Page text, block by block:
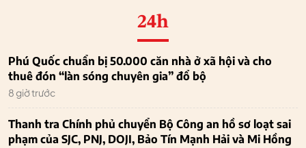
24h
Phú Quốc chuẩn bị 50.000 căn nhà ở xã hội và cho
thuê đón “làn sóng chuyên gia” đổ bộ
8 giờ trước
Thanh tra Chính phủ chuyển Bộ Công an hồ sơ loạt sai
phạm của SJC, PNJ, DOJI, Bảo Tín Mạnh Hải và Mi Hồng